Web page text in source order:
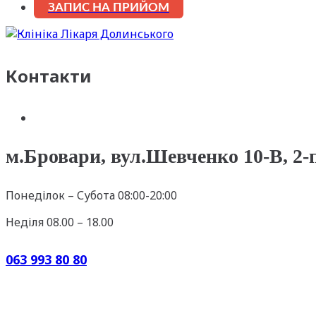
ЗАПИС НА ПРИЙОМ
Контакти
м.Бровари, вул.Шевченко 10-В, 2-
Понеділок – Субота 08:00-20:00
Неділя 08.00 – 18.00
063 993 80 80